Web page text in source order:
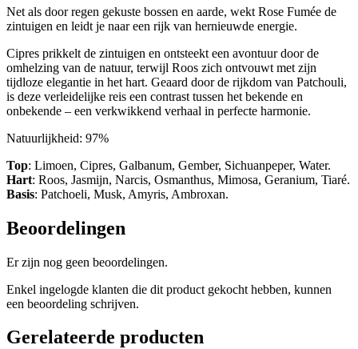
Net als door regen gekuste bossen en aarde, wekt Rose Fumée de
zintuigen en leidt je naar een rijk van hernieuwde energie.
Cipres prikkelt de zintuigen en ontsteekt een avontuur door de
omhelzing van de natuur, terwijl Roos zich ontvouwt met zijn
tijdloze elegantie in het hart. Geaard door de rijkdom van Patchouli,
is deze verleidelijke reis een contrast tussen het bekende en
onbekende – een verkwikkend verhaal in perfecte harmonie.
Natuurlijkheid: 97%
Top: Limoen, Cipres, Galbanum, Gember, Sichuanpeper, Water.
Hart: Roos, Jasmijn, Narcis, Osmanthus, Mimosa, Geranium, Tiaré.
Basis: Patchoeli, Musk, Amyris, Ambroxan.
Beoordelingen
Er zijn nog geen beoordelingen.
Enkel ingelogde klanten die dit product gekocht hebben, kunnen
een beoordeling schrijven.
Gerelateerde producten